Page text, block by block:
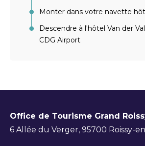
Monter dans votre navette
Descendre à l'hôtel Van der
CDG Airport
Office de Tourisme Grand
6 Allée du Verger, 95700 Roissy-